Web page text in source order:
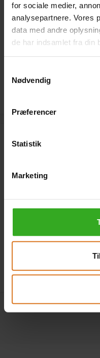
for sociale medier,
analysepartnere. Vores
data med andre
de har indsamlet fra din
Nødvendig
Præferencer
Statistik
Marketing
Værelse
Beklager, der er ingen
antal personer. Du er
Annoncekode
Hvor har du set
annoncekoden fra